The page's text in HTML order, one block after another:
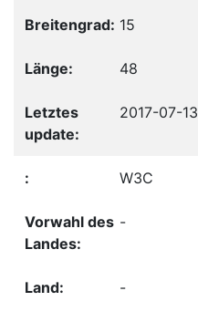
15
48
2017-07-13
W3C
-
-